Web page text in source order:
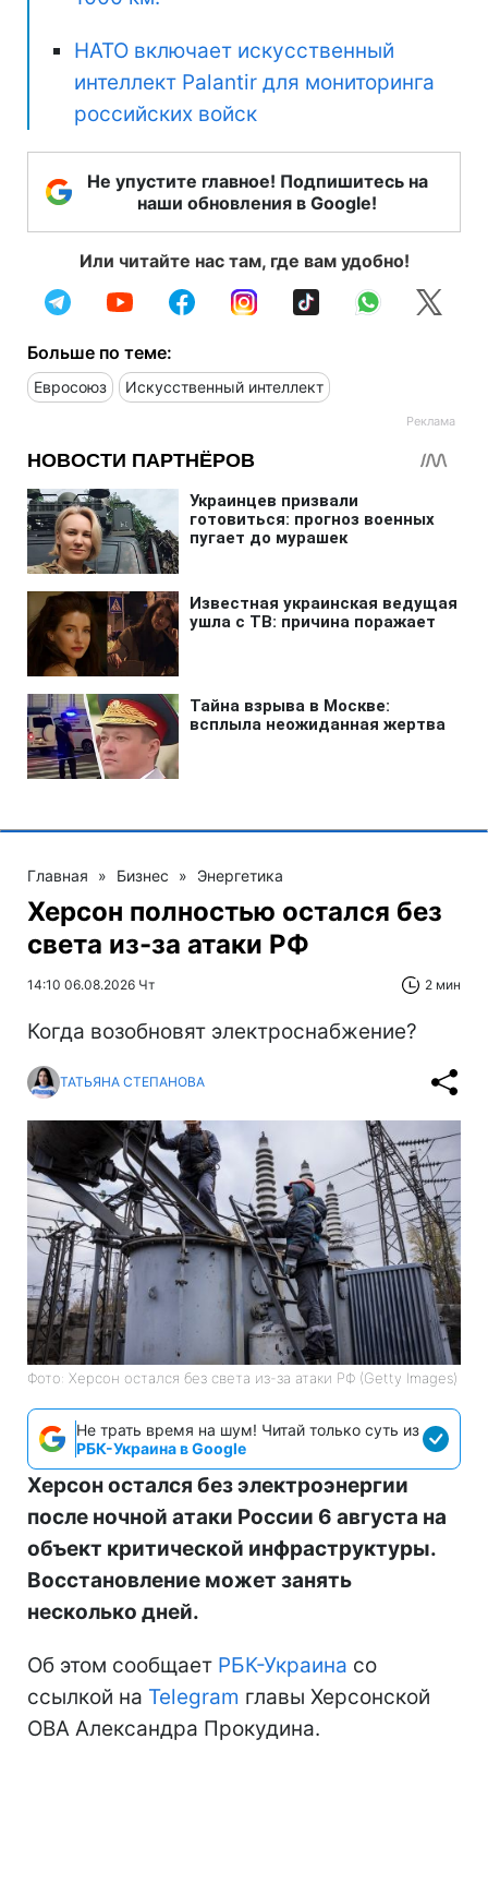
НАТО включает искусственный
интеллект Palantir для мониторинга
российских войск
Не упустите главное! Подпишитесь на
наши обновления в Google!
Или читайте нас там, где вам удобно!
Больше по теме:
Евросоюз Искусственный интеллект
Главная » Бизнес » Энергетика
Херсон полностью остался без
света из-за атаки РФ
14:10 06.08.2026 Чт 2 мин
Когда возобновят электроснабжение?
ТАТЬЯНА СТЕПАНОВА
Фото: Херсон остался без света из-за атаки РФ (Getty Images)
Не трать время на шум! Читай только суть из
РБК-Украина в Google
Херсон остался без электроэнергии
после ночной атаки России 6 августа на
объект критической инфраструктуры.
Восстановление может занять
несколько дней.
Об этом сообщает РБК-Украина со
ссылкой на Telegram главы Херсонской
ОВА Александра Прокудина.